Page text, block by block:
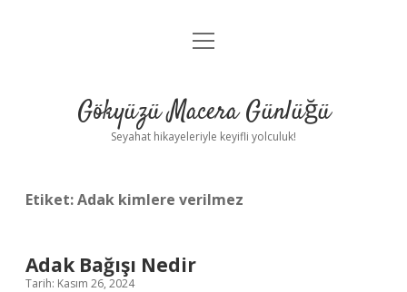
Anasayfa
Yasal Uyarı
menüyü
Gökyüzü Macera Günlüğü
Seyahat hikayeleriyle keyifli yolculuk!
Etiket:Adak kimlere verilmez
Adak Bağışı Nedir
Tarih: Kasım 26, 2024